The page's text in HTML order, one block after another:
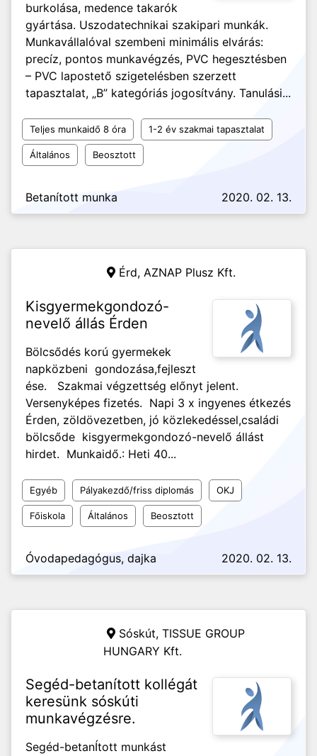
burkolása, medence takarók
gyártása. Uszodatechnikai szakipari munkák.
Munkavállalóval szembeni minimális elvárás:
precíz, pontos munkavégzés, PVC hegesztésben
– PVC lapostető szigetelésben szerzett
tapasztalat, „B” kategóriás jogosítvány. Tanulási...
Teljes munkaidő 8 óra 1-2 év szakmai tapasztalat
Általános Beosztott
Betanított munka 2020. 02. 13.
Érd, AZNAP Plusz Kft.
Kisgyermekgondozó-
nevelő állás Érden
Bölcsődés korú gyermekek
napközbeni gondozása,fejleszt
ése. Szakmai végzettség előnyt jelent.
Versenyképes fizetés. Napi 3 x ingyenes étkezés
Érden, zöldövezetben, jó közlekedéssel,családi
bölcsőde kisgyermekgondozó-nevelő állást
hirdet. Munkaidő.: Heti 40...
Egyéb Pályakezdő/friss diplomás OKJ
Főiskola Általános Beosztott
Óvodapedagógus, dajka 2020. 02. 13.
Sóskút, TISSUE GROUP
HUNGARY Kft.
Segéd-betanított kollégát
keresünk sóskúti
munkavégzésre.
Segéd-betanÍtott munkást